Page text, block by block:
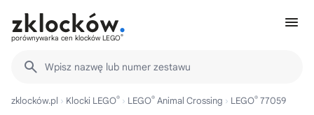
porównywarka cen klocków LEGO®
Wpisz nazwę lub numer zestawu
zklocków.pl Klocki LEGO® LEGO® Animal Crossing LEGO® 77059